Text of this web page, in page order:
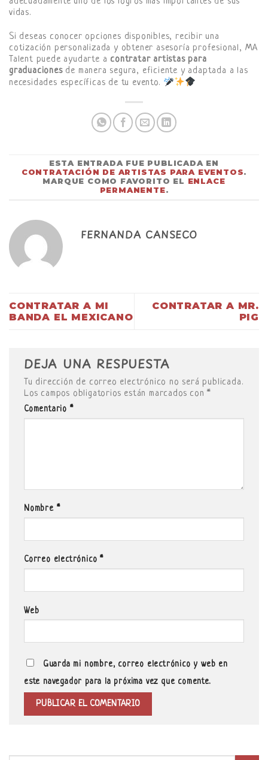
vidas.
Si deseas conocer opciones disponibles, recibir una
cotización personalizada y obtener asesoría profesional, MA
Talent puede ayudarte a contratar artistas para
graduacionesde manera segura, eficiente y adaptada a las
necesidades específicas de tu evento.
ESTA ENTRADA FUE PUBLICADA EN
CONTRATACIÓN DE ARTISTAS PARA EVENTOS.
MARQUE COMO FAVORITO EL ENLACE
PERMANENTE.
FERNANDA CANSECO
CONTRATAR A MI
BANDA EL MEXICANO
CONTRATAR A MR.
PIG
DEJA UNA RESPUESTA
Tu dirección de correo electrónico no será publicada.
Los campos obligatorios están marcados con*
Comentario *
Nombre *
Correo electrónico*
Web
Guarda mi nombre, correo electrónico y web en
este navegador para la próxima vez que comente.